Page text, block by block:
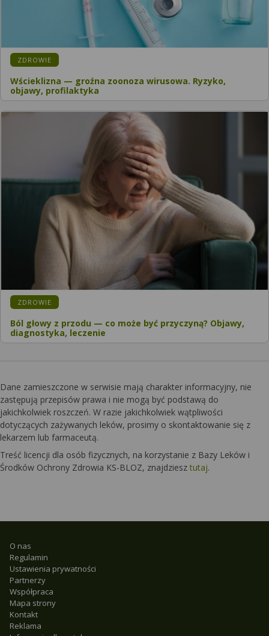
KATEGORIA:
ZDROWIE
Wścieklizna — groźna zoonoza wirusowa. Ryzyko,
objawy, profilaktyka
KATEGORIA:
ZDROWIE
Ból głowy z przodu — co może być przyczyną? Objawy,
diagnostyka, leczenie
Dane zamieszczone w serwisie mają charakter informacyjny, nie
zastępują przepisów prawa i nie mogą być podstawą do
jakichkolwiek roszczeń. W razie jakichkolwiek wątpliwości
dotyczących zażywanych leków, prosimy o skontaktowanie się z
lekarzem lub farmaceutą.
Treść licencji dla osób fizycznych, na korzystanie z Bazy Leków i
Środków Ochrony Zdrowia KS-BLOZ, znajdziesz tutaj.
O nas
Regulamin
Ustawienia prywatności
Partnerzy
Współpraca
Mapa strony
Kontakt
Reklama